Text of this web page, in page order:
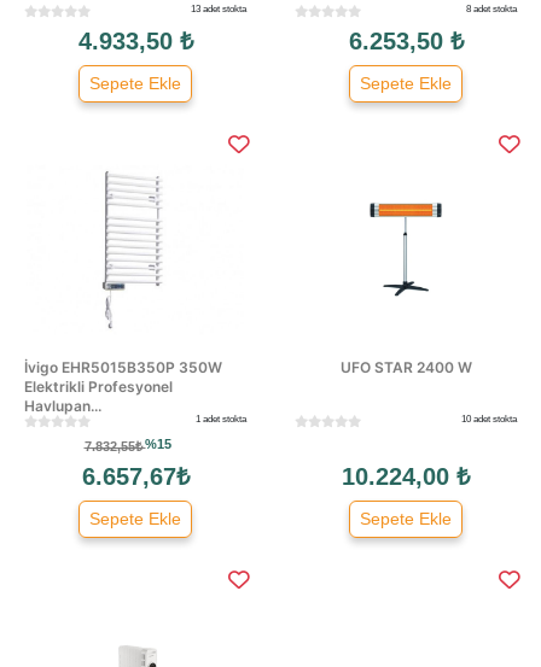
13 adet stokta
4.933,50 ₺
Sepete Ekle
8 adet stokta
6.253,50 ₺
Sepete Ekle
İvigo EHR5015B350P 350W
Elektrikli Profesyonel
Havlupan...
1 adet stokta
7.832,55₺%15
6.657,67₺
Sepete Ekle
UFO STAR 2400 W
10 adet stokta
10.224,00 ₺
Sepete Ekle